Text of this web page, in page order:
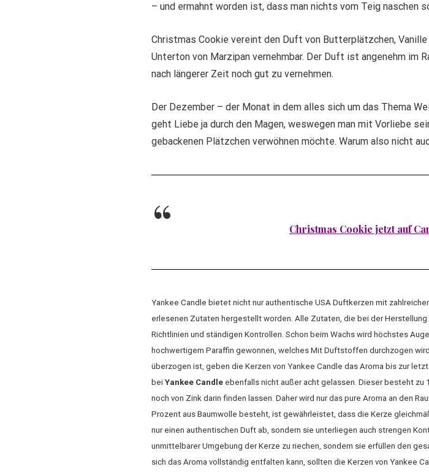
– und ermahnt worden ist, dass man nichts vom Teig naschen
Christmas Cookie vereint den Duft von Butterplätzchen,
Unterton von Marzipan vernehmbar. Der Duft ist angenehm im
nach längerer Zeit noch gut zu vernehmen.
Der Dezember – der Monat in dem alles sich um das Thema
geht Liebe ja durch den Magen, weswegen man mit Vorliebe
gebackenen Plätzchen verwöhnen möchte. Warum also nicht
Christmas Cookie jetzt auf
Yankee Candle bietet nicht nur authentische USA Duftkerzen mit
erlesenen Zutaten hergestellt worden. Alle Zutaten, die bei der
Richtlinien und ständigen Kontrollen. Schon beim Wachs wird höchstes
hochwertigem Paraffin gewonnen, welches Mit Duftstoffen durchzogen
überzogen ist, geben die Kerzen von Yankee Candle das Aroma bis zur
bei Yankee Candle ebenfalls nicht außer acht gelassen. Dieser besteht zu
noch von Zink darin finden lassen. Daher wird nur das pure Aroma an den
Prozent aus Baumwolle besteht, ist gewährleistet, dass die Kerze
nur einen authentischen Duft ab, sondern sie unterliegen auch strengen
unmittelbarer Umgebung der Kerze zu riechen, sondern sie erfüllen den
sich das Aroma vollständig entfalten kann, sollten die Kerzen von Yankee